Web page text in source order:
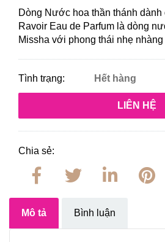
Dòng Nước hoa thần thánh
Ravoir Eau de Parfum là dòng
Missha với phong thái nhẹ
Tình trạng: Hết hàng
LIÊN HỆ
Chia sẻ:
Mô tả Bình luận